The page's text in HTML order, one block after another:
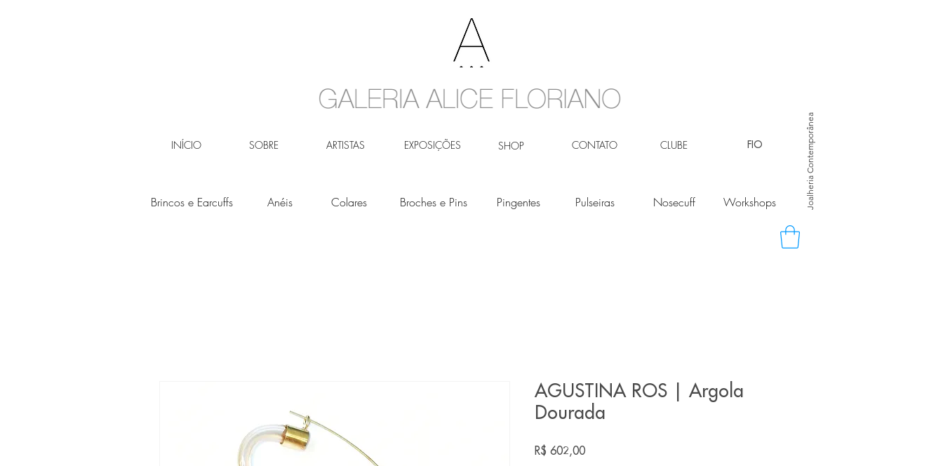
INÍCIO SOBRE ARTISTAS EXPOSIÇÕES SHOP CONTATO CLUBE Joalheria Contemporânea
FIO
Brincos e Earcuffs Anéis Colares Broches e Pins Pingentes Pulseiras Nosecuff Workshops
AGUSTINA ROS | Argola
Dourada
R$ 602,00Preço